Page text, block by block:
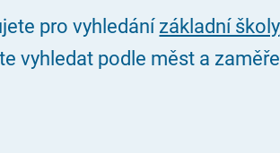
pro vyhledánízákladní školy
vyhledat podle měst a